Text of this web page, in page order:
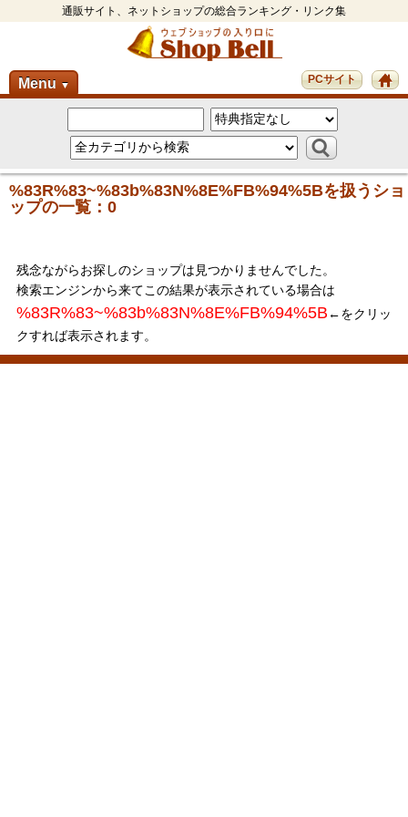
通販サイト、ネットショップの総合ランキング・リンク集
Menu ▼ PCサイト
%83R%83~%83b%83N%8E%FB%94%5Bを扱うショ
ップの一覧：0
残念ながらお探しのショップは見つかりませんでした。
検索エンジンから来てこの結果が表示されている場合は
%83R%83~%83b%83N%8E%FB%94%5B ←をクリッ
クすれば表示されます。